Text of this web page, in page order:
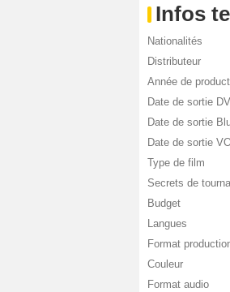
Infos
Nationalités
Distributeur
Année de
Date de sortie
Date de sortie
Date de sortie
Type de film
Secrets de
Budget
Langues
Format
Couleur
Format audio